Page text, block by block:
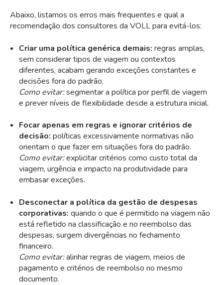
Abaixo, listamos os erros mais frequentes e qual a
recomendação dos consultores da VOLL para evitá-los:
Criar uma política genérica demais: regras amplas,
sem considerar tipos de viagem ou contextos
diferentes, acabam gerando exceções constantes e
decisões fora do padrão.
Como evitar:segmentar a política por perfil de viagem
e prever níveis de flexibilidade desde a estrutura inicial.
Focar apenas em regras e ignorar critérios de
decisão: políticas excessivamente normativas não
orientam o que fazer em situações fora do padrão.
Como evitar:explicitar critérios como custo total da
viagem, urgência e impacto na produtividade para
embasar exceções.
Desconectar a política da gestão de despesas
corporativas: quando o que é permitido na viagem não
está refletido na classificação e no reembolso das
despesas, surgem divergências no fechamento
financeiro.
Como evitar:alinhar regras de viagem, meios de
pagamento e critérios de reembolso no mesmo
documento.